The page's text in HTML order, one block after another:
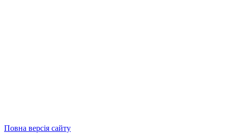
Повна версія сайту